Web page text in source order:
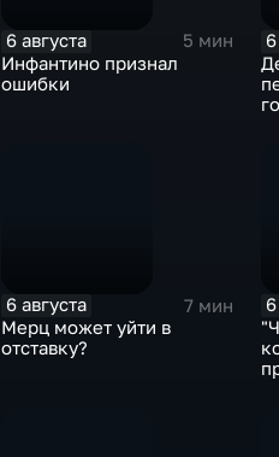
6 августа
5 мин
Инфантино признал
ошибки
6 августа
7 мин
Мерц может уйти в
отставку?